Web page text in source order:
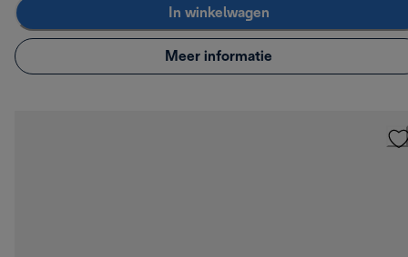
In winkelwagen
Meer informatie